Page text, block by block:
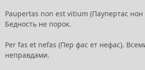
Paupertas non est vitium (Паупертас нон
Бедность не порок.
Per fas et nefas (Пер фас ет нефас).
неправдами.